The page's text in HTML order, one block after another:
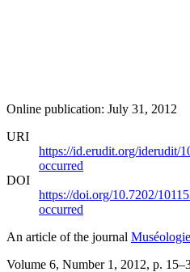
Online publication: July 31, 2012
URI
https://id.erudit.org/iderudit/
occurred
DOI
https://doi.org/10.7202/
occurred
An article of the journal
Volume 6, Number 1, 2012, p.